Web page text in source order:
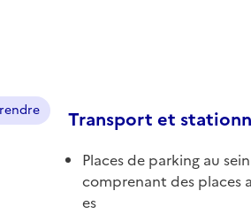
Transport et
Places de parking au
comprenant des places
es